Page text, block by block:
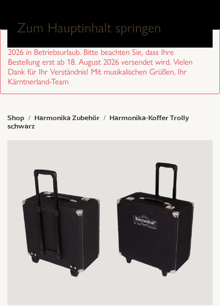
Zum Hauptinhalt springen
2026 in Betriebsurlaub. Bitte beachten Sie, dass Ihre
Bestellung erst ab 18. August 2026 versendet wird. Vielen
Dank für Ihr Verständnis! Mit musikalischen Grüßen, Ihr
Kärntnerland-Team
Shop Harmonika Zubehör
Harmonika-Koffer Trolly
schwarz